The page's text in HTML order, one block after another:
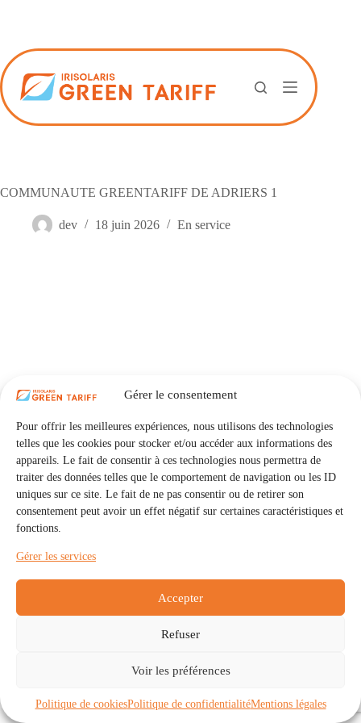
Gérer le consentement
Pour offrir les meilleures expériences, nous utilisons des technologies
telles que les cookies pour stocker et/ou accéder aux informations des
appareils. Le fait de consentir à ces technologies nous permettra de
traiter des données telles que le comportement de navigation ou les ID
uniques sur ce site. Le fait de ne pas consentir ou de retirer son
consentement peut avoir un effet négatif sur certaines caractéristiques et
fonctions.
Gérer les services
Accepter
Refuser
Voir les préférences
Politique de cookiesPolitique de confidentialitéMentions légales
COMMUNAUTE GREENTARIFF DE ADRIERS 1
dev 18 juin 2026 En service
Communautés
À propos
Politique de cookies (UE)